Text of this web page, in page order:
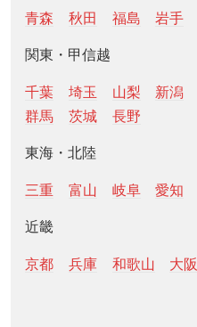
青森 秋田 福島 岩手
関東・甲信越
千葉 埼玉 山梨 新潟
群馬
茨城 長野
東海・北陸
三重 富山 岐阜 愛知
近畿
京都 兵庫 和歌山 大阪